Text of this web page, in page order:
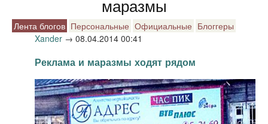
маразмы
Лента блогов Персональные Официальные Блоггеры
Xander → 08.04.2014 00:41
Реклама и маразмы ходят рядом